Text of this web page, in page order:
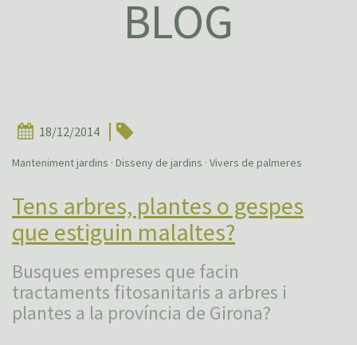
BLOG
18/12/2014
Manteniment jardins · Disseny de jardins · Vivers de palmeres
Tens arbres, plantes o gespes
que estiguin malaltes?
Busques empreses que facin
tractaments fitosanitaris a arbres i
plantes a la província de Girona?